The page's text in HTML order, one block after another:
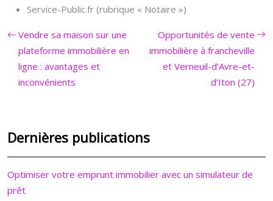
Service-Public.fr (rubrique « Notaire »)
Vendre sa maison sur une
plateforme immobilière en
ligne : avantages et
inconvénients
Opportunités de vente
immobilière à francheville
et Verneuil-d’Avre-et-
d’Iton (27)
Dernières publications
Optimiser votre emprunt immobilier avec un simulateur de
prêt